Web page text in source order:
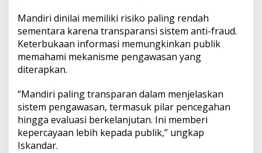
Mandiri dinilai memiliki risiko paling rendah
sementara karena transparansi sistem anti-fraud.
Keterbukaan informasi memungkinkan publik
memahami mekanisme pengawasan yang
diterapkan.
“Mandiri paling transparan dalam menjelaskan
sistem pengawasan, termasuk pilar pencegahan
hingga evaluasi berkelanjutan. Ini memberi
kepercayaan lebih kepada publik,” ungkap
Iskandar.